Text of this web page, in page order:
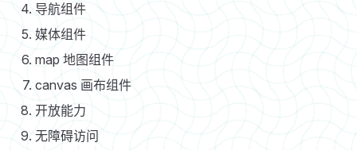
导航组件
媒体组件
map 地图组件
canvas 画布组件
开放能力
无障碍访问